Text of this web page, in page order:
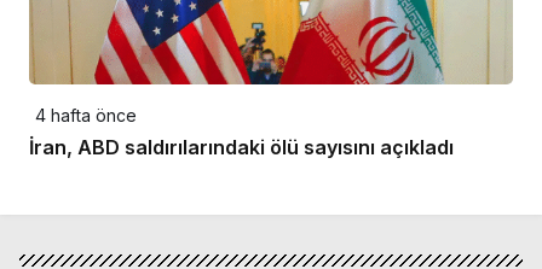
4 hafta önce
İran, ABD saldırılarındaki ölü sayısını açıkladı